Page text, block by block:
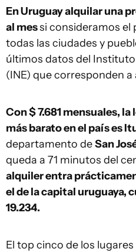
En Uruguay alquilar una
al messi consideramos el
todas las ciudades y
últimos datos del
(INE) que corresponden a
Con $ 7.681 mensuales,
más barato en el país es
departamento deSan
queda a 71 minutos del
alquiler entra
el de la capital uruguaya,
19.234.
El top cinco de los